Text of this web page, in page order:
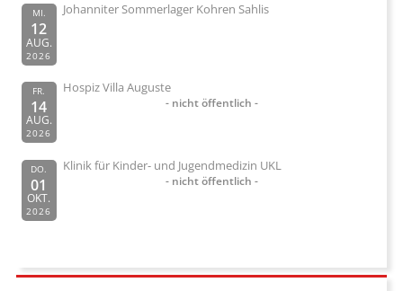
MI.
12
AUG.
2026
Johanniter Sommerlager Kohren Sahlis
FR.
14
AUG.
2026
Hospiz Villa Auguste
- nicht öffentlich -
DO.
01
OKT.
2026
Klinik für Kinder- und Jugendmedizin UKL
- nicht öffentlich -